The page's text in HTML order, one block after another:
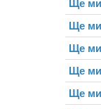
Ще ми
Ще ми
Ще ми
Ще ми
Ще ми